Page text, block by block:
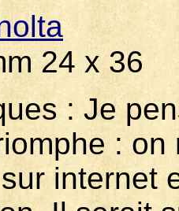
24 x 36
: Je
:
internet